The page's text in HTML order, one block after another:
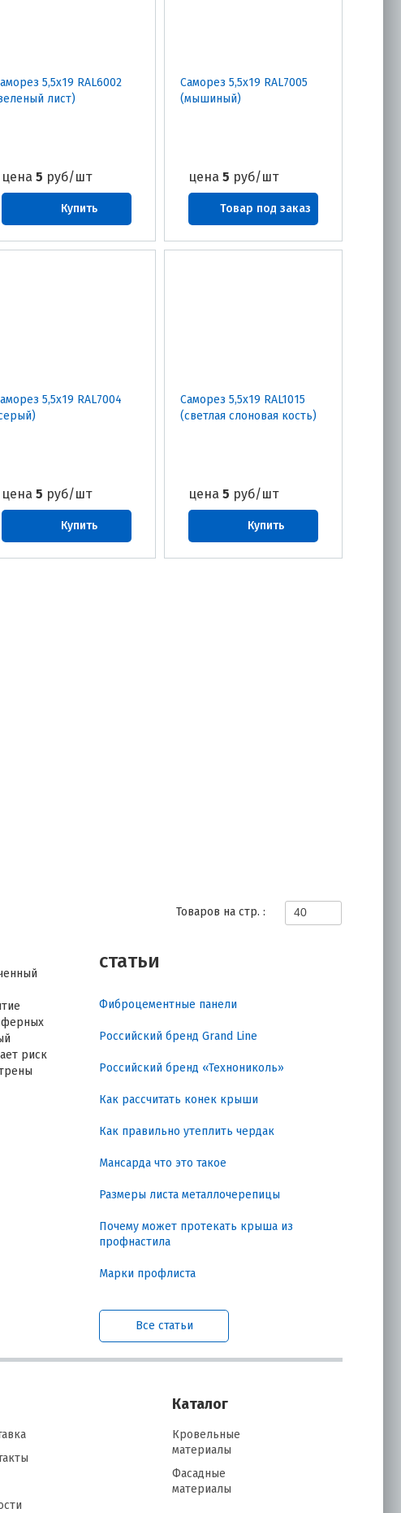
5,5х19 RAL6002
лист)
цена 5 руб/шт
Купить
Саморез 5,5х19 RAL7005
(мышиный)
цена 5 руб/шт
Товар под заказ
5,5х19 RAL7004
цена 5 руб/шт
Купить
Саморез 5,5х19 RAL1015
(светлая слоновая кость)
цена 5 руб/шт
Купить
Товаров на стр. : 40
риск
единый
статьи
Фиброцементные панели
Российский бренд Grand Line
Российский бренд «Технониколь»
Как рассчитать конек крыши
Как правильно утеплить чердак
Мансарда что это такое
Размеры листа металлочерепицы
Почему может протекать крыша из
профнастила
Марки профлиста
Все статьи
Каталог
Кровельные
материалы
Фасадные
материалы